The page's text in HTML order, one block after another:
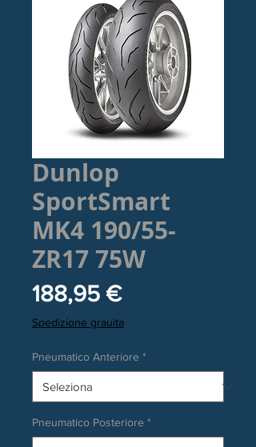
Dunlop
SportSmart
MK4 190/55-
ZR17 75W
188,95 €Prezzo
Spedizione grauita
Pneumatico Anteriore *
Pneumatico Posteriore *